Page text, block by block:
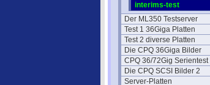
interims-test
Der ML350 Testserver
Test 1 36Giga Platten
Test 2 diverse Platten
Die CPQ 36Giga Bilder
CPQ 36/72Gig Serientest
Die CPQ SCSI Bilder 2
Server-Platten